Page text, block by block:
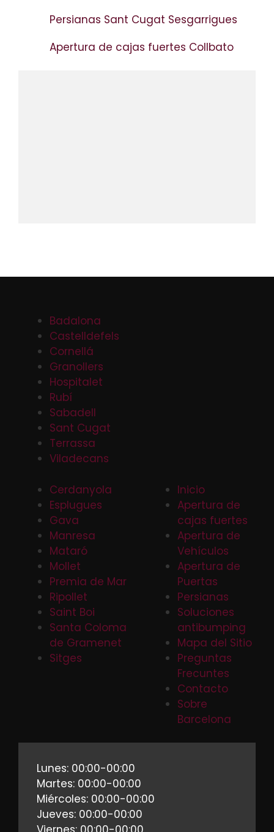
Persianas Sant Cugat Sesgarrigues
Apertura de cajas fuertes Collbato
Badalona
Castelldefels
Cornellá
Granollers
Hospitalet
Rubí
Sabadell
Sant Cugat
Terrassa
Viladecans
Cerdanyola
Esplugues
Gava
Manresa
Mataró
Mollet
Premia de Mar
Ripollet
Saint Boi
Santa Coloma
de Gramenet
Sitges
Inicio
Apertura de
cajas fuertes
Apertura de
Vehículos
Apertura de
Puertas
Persianas
Soluciones
antibumping
Mapa del Sitio
Preguntas
Frecuntes
Contacto
Sobre
Barcelona
Lunes: 00:00-00:00
Martes: 00:00-00:00
Miércoles: 00:00-00:00
Jueves: 00:00-00:00